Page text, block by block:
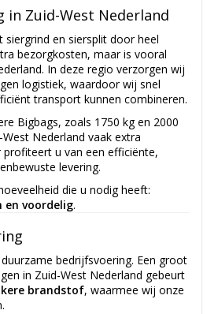
in Zuid-West Nederland
siergrind en siersplit door heel
bezorgkosten, maar is vooral
In deze regio verzorgen wij
logistiek, waardoor wij snel
transport kunnen combineren.
Bigbags, zoals 1750 kg en 2000
Nederland vaak extra
u van een efficiënte,
levering.
die u nodig heeft:
en voordelig.
bedrijfsvoering. Een groot
in Zuid-West Nederland gebeurt
brandstof, waarmee wij onze